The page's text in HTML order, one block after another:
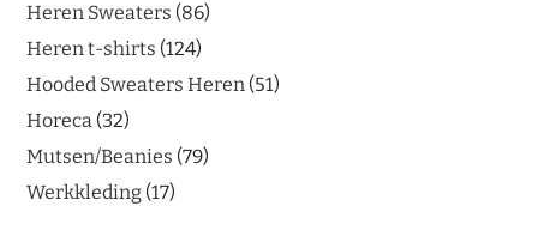
Heren Sweaters 86
Heren t-shirts 124
Hooded Sweaters Heren 51
Horeca 32
Mutsen/Beanies 79
Werkkleding 17